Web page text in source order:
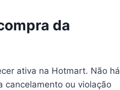
da
ativa na Hotmart. Não há
cancelamento ou violação